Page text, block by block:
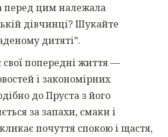
перед цим належала
дівчинці? Шукайте
дитяті”.
свої попередні життя —
і закономірних
до Пруста з його
за запахи, смаки і
почуття спокою і щастя,